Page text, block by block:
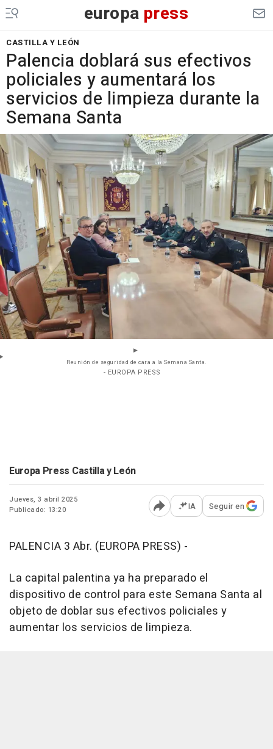
europa press
CASTILLA Y LEÓN
Palencia doblará sus efectivos
policiales y aumentará los
servicios de limpieza durante la
Semana Santa
Reunión de seguridad de cara a la Semana Santa.
- EUROPA PRESS
Europa Press Castilla y León
Jueves, 3 abril 2025
Publicado: 13:20
Abrir opciones para
IA Seguir en
PALENCIA 3 Abr. (EUROPA PRESS) -
La capital palentina ya ha preparado el
dispositivo de control para este Semana Santa al
objeto de doblar sus efectivos policiales y
aumentar los servicios de limpieza.